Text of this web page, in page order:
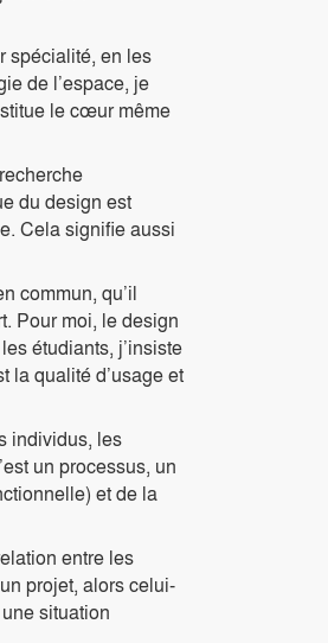
spécialité, en les
de l’espace, je
le cœur même
du design est
Cela signifie aussi
commun, qu’il
Pour moi, le design
étudiants, j’insiste
la qualité d’usage et
individus, les
un processus, un
et de la
entre les
projet, alors celui-
situation